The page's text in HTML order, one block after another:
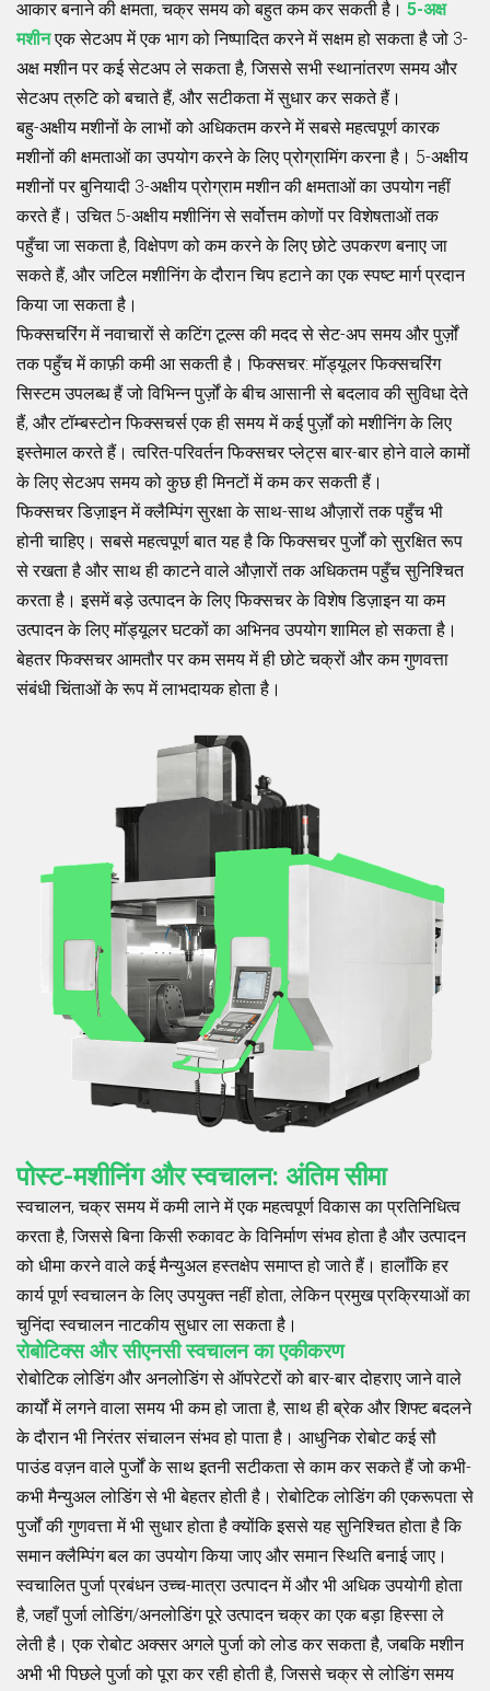
आकार बनाने की क्षमता, चक्र समय को बहुत कम कर सकती है। 5-अक्ष
मशीनएक सेटअप में एक भाग को निष्पादित करने में सक्षम हो सकता है जो 3-
अक्ष मशीन पर कई सेटअप ले सकता है, जिससे सभी स्थानांतरण समय और
सेटअप त्रुटि को बचाते हैं, और सटीकता में सुधार कर सकते हैं।
बहु-अक्षीय मशीनों के लाभों को अधिकतम करने में सबसे महत्वपूर्ण कारक
मशीनों की क्षमताओं का उपयोग करने के लिए प्रोग्रामिंग करना है। 5-अक्षीय
मशीनों पर बुनियादी 3-अक्षीय प्रोग्राम मशीन की क्षमताओं का उपयोग नहीं
करते हैं। उचित 5-अक्षीय मशीनिंग से सर्वोत्तम कोणों पर विशेषताओं तक
पहुँचा जा सकता है, विक्षेपण को कम करने के लिए छोटे उपकरण बनाए जा
सकते हैं, और जटिल मशीनिंग के दौरान चिप हटाने का एक स्पष्ट मार्ग प्रदान
किया जा सकता है।
फिक्सचरिंग में नवाचारों से कटिंग टूल्स की मदद से सेट-अप समय और पुर्ज़ों
तक पहुँच में काफ़ी कमी आ सकती है। फिक्सचर: मॉड्यूलर फिक्सचरिंग
सिस्टम उपलब्ध हैं जो विभिन्न पुर्ज़ों के बीच आसानी से बदलाव की सुविधा देते
हैं, और टॉम्बस्टोन फिक्सचर्स एक ही समय में कई पुर्ज़ों को मशीनिंग के लिए
इस्तेमाल करते हैं। त्वरित-परिवर्तन फिक्सचर प्लेट्स बार-बार होने वाले कामों
के लिए सेटअप समय को कुछ ही मिनटों में कम कर सकती हैं।
फिक्सचर डिज़ाइन में क्लैम्पिंग सुरक्षा के साथ-साथ औज़ारों तक पहुँच भी
होनी चाहिए। सबसे महत्वपूर्ण बात यह है कि फिक्सचर पुर्जों को सुरक्षित रूप
से रखता है और साथ ही काटने वाले औज़ारों तक अधिकतम पहुँच सुनिश्चित
करता है। इसमें बड़े उत्पादन के लिए फिक्सचर के विशेष डिज़ाइन या कम
उत्पादन के लिए मॉड्यूलर घटकों का अभिनव उपयोग शामिल हो सकता है।
बेहतर फिक्सचर आमतौर पर कम समय में ही छोटे चक्रों और कम गुणवत्ता
संबंधी चिंताओं के रूप में लाभदायक होता है।
पोस्ट-मशीनिंग और स्वचालन: अंतिम सीमा
स्वचालन, चक्र समय में कमी लाने में एक महत्वपूर्ण विकास का प्रतिनिधित्व
करता है, जिससे बिना किसी रुकावट के विनिर्माण संभव होता है और उत्पादन
को धीमा करने वाले कई मैन्युअल हस्तक्षेप समाप्त हो जाते हैं। हालाँकि हर
कार्य पूर्ण स्वचालन के लिए उपयुक्त नहीं होता, लेकिन प्रमुख प्रक्रियाओं का
चुनिंदा स्वचालन नाटकीय सुधार ला सकता है।
रोबोटिक्स और सीएनसी स्वचालन का एकीकरण
रोबोटिक लोडिंग और अनलोडिंग से ऑपरेटरों को बार-बार दोहराए जाने वाले
कार्यों में लगने वाला समय भी कम हो जाता है, साथ ही ब्रेक और शिफ्ट बदलने
के दौरान भी निरंतर संचालन संभव हो पाता है। आधुनिक रोबोट कई सौ
पाउंड वज़न वाले पुर्जों के साथ इतनी सटीकता से काम कर सकते हैं जो कभी-
कभी मैन्युअल लोडिंग से भी बेहतर होती है। रोबोटिक लोडिंग की एकरूपता से
पुर्जों की गुणवत्ता में भी सुधार होता है क्योंकि इससे यह सुनिश्चित होता है कि
समान क्लैम्पिंग बल का उपयोग किया जाए और समान स्थिति बनाई जाए।
स्वचालित पुर्जा प्रबंधन उच्च-मात्रा उत्पादन में और भी अधिक उपयोगी होता
है, जहाँ पुर्जा लोडिंग/अनलोडिंग पूरे उत्पादन चक्र का एक बड़ा हिस्सा ले
लेती है। एक रोबोट अक्सर अगले पुर्जा को लोड कर सकता है, जबकि मशीन
अभी भी पिछले पुर्जा को पूरा कर रही होती है, जिससे चक्र से लोडिंग समय